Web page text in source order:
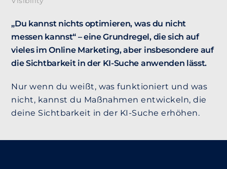
„Du kannst nichts optimieren, was du nicht
messen kannst“ – eine Grundregel, die sich auf
vieles im Online Marketing, aber insbesondere auf
die Sichtbarkeit in der KI-Suche anwenden lässt.
Nur wenn du weißt, was funktioniert und was
nicht, kannst du Maßnahmen entwickeln, die
deine Sichtbarkeit in der KI-Suche erhöhen.